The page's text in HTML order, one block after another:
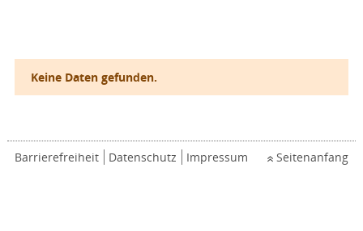
Keine Daten gefunden.
Barrierefreiheit Datenschutz Impressum Seitenanfang